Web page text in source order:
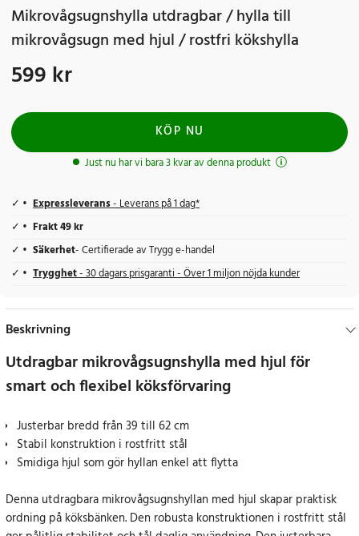
Mikrovågsugnshylla utdragbar / hylla till
mikrovågsugn med hjul / rostfri kökshylla
Pris:599 kr
599 kr
KÖP NU
Just nu har vi bara 3 kvar av denna produkt
Expressleverans- Leverans på 1 dag*
Frakt 49 kr
Säkerhet- Certifierade av Trygg e-handel
Trygghet- 30 dagars prisgaranti - Över 1 miljon nöjda kunder
Beskrivning
Utdragbar mikrovågsugnshylla med hjul för
smart och flexibel köksförvaring
Justerbar bredd från 39 till 62 cm
Stabil konstruktion i rostfritt stål
Smidiga hjul som gör hyllan enkel att flytta
Denna utdragbara mikrovågsugnshyllan med hjul skapar praktisk
ordning på köksbänken. Den robusta konstruktionen i rostfritt stål